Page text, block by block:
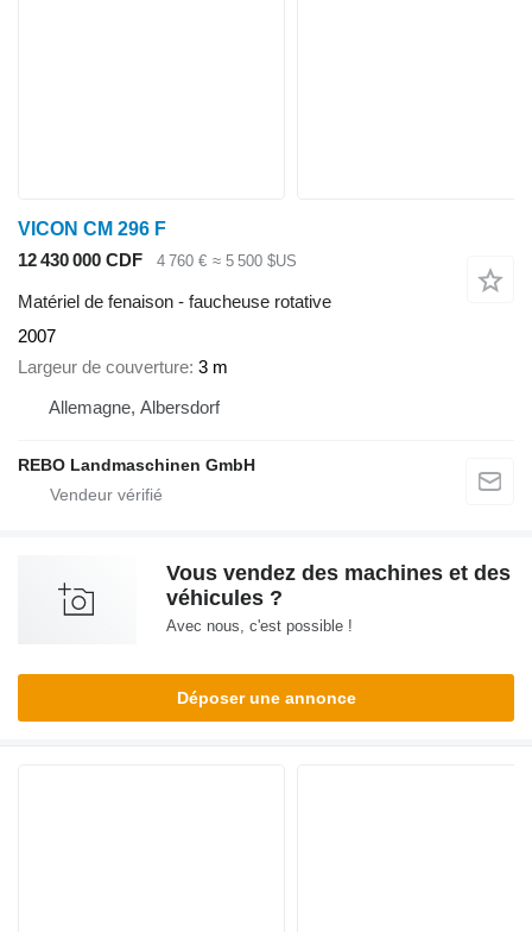
VICON CM 296 F
12 430 000 CDF
4 760 € ≈ 5 500 $US
Matériel de fenaison - faucheuse rotative
2007
Largeur de couverture 3 m
Allemagne, Albersdorf
REBO Landmaschinen GmbH
Vous vendez des machines et des
véhicules ?
Avec nous, c'est possible !
Déposer une annonce